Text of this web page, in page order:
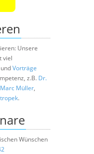
Unsere
viel
undVorträge
z.B. Dr.
Marc Müller,
.
Wünschen